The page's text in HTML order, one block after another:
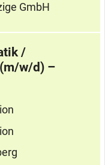
GmbH
/
w/d) –